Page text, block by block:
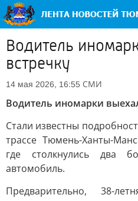
Водитель
встречку
14 мая 2026, 16:55 СМИ
Водитель иномарки
Стали известны
трассе Тюмень-Ханты-
где столкнулись два
автомобиль.
Предварительно, 38-